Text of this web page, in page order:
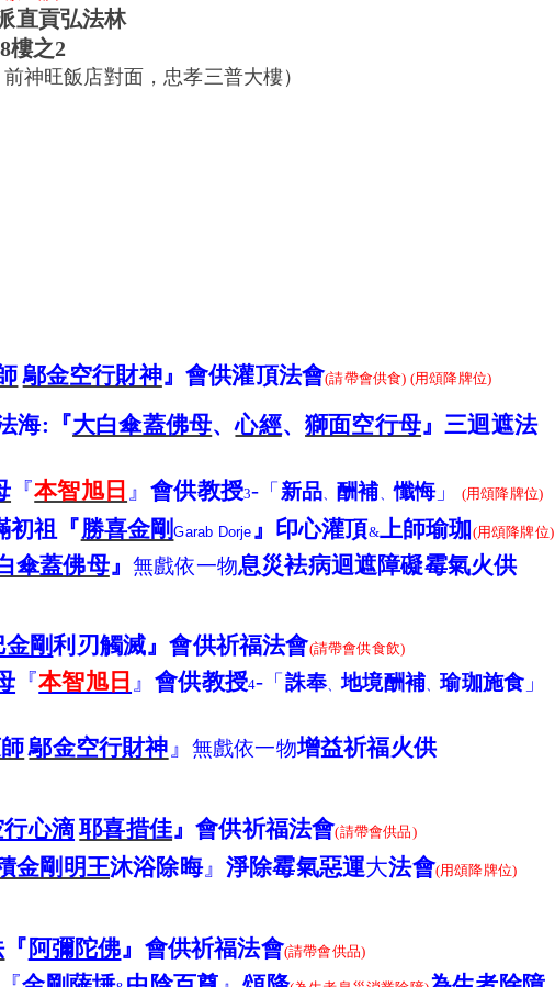
直貢弘法林
樓之2
神旺飯店對面，忠孝三普大樓）
鄔金空行財神』會供灌頂法會(請帶會供食) (用頌降牌位)
海: 『大白傘蓋佛母、心經、獅面空行母』三迴遮法
『本智旭日 』會供教授3- 「新品 酬補 、懺悔」 (用頌降牌位)
初祖 『勝喜金剛Garab Dorje 』印心灌頂&上師瑜珈(用頌降牌位)
傘蓋佛母』無戲依一物息災袪病迴遮障礙霉氣火供
金剛利刃觸滅』會供祈福法會(請帶會供食飲)
『本智旭日 』會供教授4- 「誅奉、地境酬補 、瑜珈施食 」
鄔金空行財神 』 無戲依一物增益祈福火供
行心滴耶喜措佳』會供祈福法會(請帶會供品)
金剛明王沐浴除晦』淨除霉氣惡運大法會(用頌降牌位)
『 阿彌陀佛』會供祈福法會(請帶會供品)